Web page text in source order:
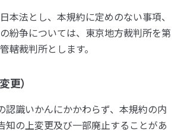
本法とし、本規約に定めのない事項、
紛争については、東京地方裁判所を第
轄裁判所とします。
更）
認識いかんにかかわらず、本規約の内
知の上変更及び一部廃止することがあ